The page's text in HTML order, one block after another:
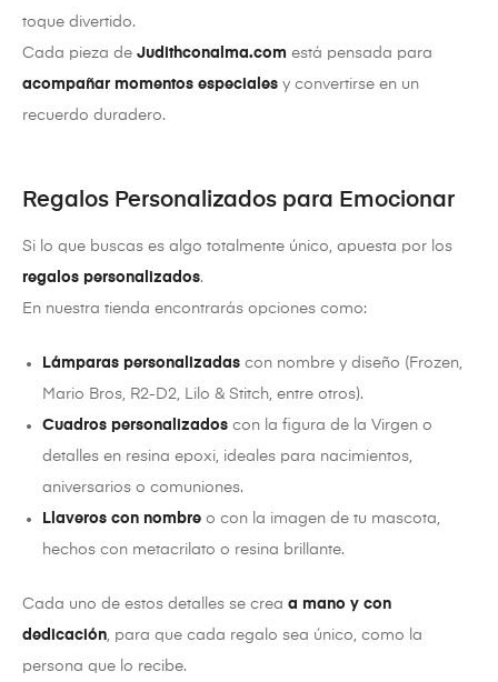
toque divertido.
Cada pieza de Judithconalma.com está pensada para
acompañar momentos especiales y convertirse en un
recuerdo duradero.
Regalos Personalizados para Emocionar
Si lo que buscas es algo totalmente único, apuesta por los
regalos personalizados.
En nuestra tienda encontrarás opciones como:
Lámparas personalizadas con nombre y diseño (Frozen,
Mario Bros, R2-D2, Lilo & Stitch, entre otros).
Cuadros personalizados con la figura de la Virgen o
detalles en resina epoxi, ideales para nacimientos,
aniversarios o comuniones.
Llaveros con nombre o con la imagen de tu mascota,
hechos con metacrilato o resina brillante.
Cada uno de estos detalles se crea a mano y con
dedicación , para que cada regalo sea único, como la
persona que lo recibe.